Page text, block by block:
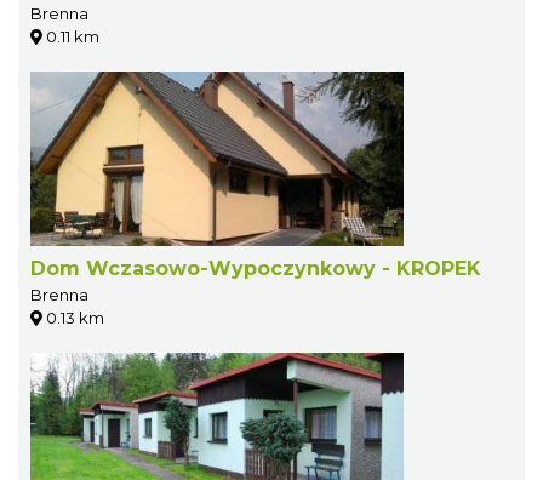
Brenna
0.11 km
Dom Wczasowo-Wypoczynkowy - KROPEK
Brenna
0.13 km